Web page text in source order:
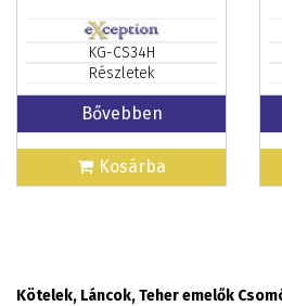
KG-CS34H
Részletek
Bővebben
Kosárba
Kötelek, Láncok, Teher emelők